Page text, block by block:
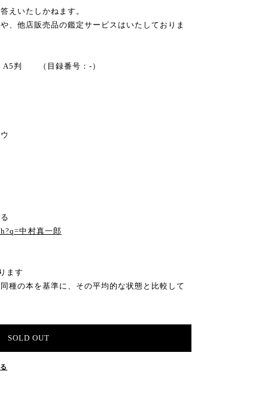
えいたしかねます。
、他店販売品の鑑定サービスはいたしておりま
A5判 （目録番号：-）
中村真一郎
ます
種の本を基準に、その平均的な状態と比較して
SOLD OUT